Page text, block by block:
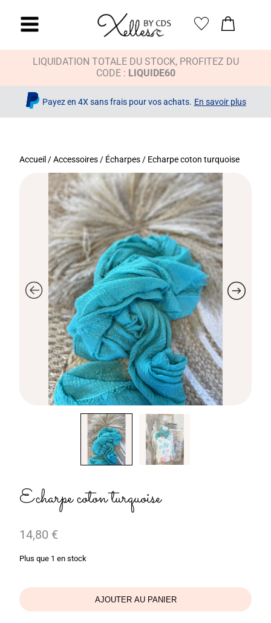
LIQUIDATION TOTALE DU STOCK, PROFITEZ DU
CODE : LIQUIDE60
Payez en 4X sans frais pour vos achats. En savoir plus
Accueil /Accessoires / Écharpes / Echarpe coton turquoise
Echarpe coton turquoise
14,80 €
Plus que 1 en stock
AJOUTER AU PANIER